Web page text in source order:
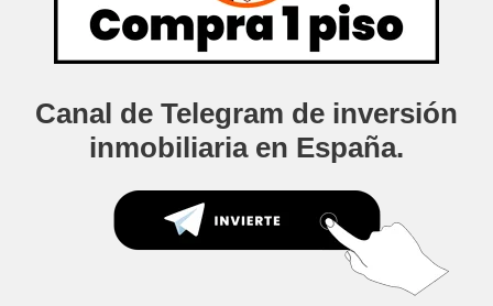
Canal de Telegram de inversión
inmobiliaria en España.